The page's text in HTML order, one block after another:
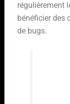
régulièrement
bénéficier des
de bugs.